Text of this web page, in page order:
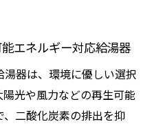
エネルギー対応給湯器
器は、環境に優しい選択
光や風力などの再生可能
二酸化炭素の排出を抑